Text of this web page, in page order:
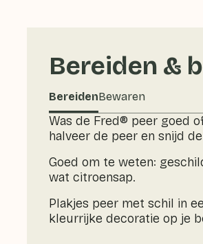
Bereiden &
BereidenBewaren
Was de Fred® peer goed
halveer de peer en snijd
Goed om te weten:
wat citroensap.
Plakjes peer met schil in
kleurrijke decoratie op je